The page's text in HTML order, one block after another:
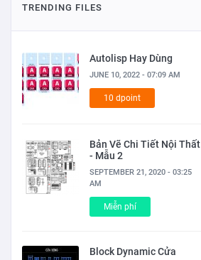
TRENDING FILES
Autolisp Hay Dùng
JUNE 10, 2022 - 07:09 AM
10 dpoint
Bản Vẽ Chi Tiết Nội Thất
- Mẫu 2
SEPTEMBER 21, 2020 - 03:25
AM
Miễn phí
Block Dynamic Cửa